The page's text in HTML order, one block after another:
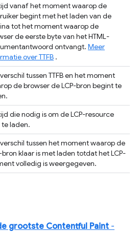
vanaf het moment waarop de
begint met het laden van de
tot het moment waarop de
de eerste byte van het HTML-
ontvangt. Meer
over TTFB .
tussen TTFB en het moment
de browser de LCP-bron begint te
die nodig is om de LCP-resource
laden.
tussen het moment waarop de
bron klaar is met laden totdat het LCP-
volledig is weergegeven.
grootste Contentful Paint -